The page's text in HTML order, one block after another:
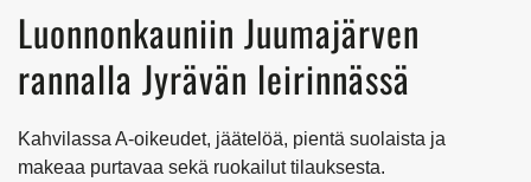
Luonnonkauniin Juumajärven
rannalla Jyrävän leirinnässä
Kahvilassa A-oikeudet, jäätelöä, pientä suolaista ja
makeaa purtavaa sekä ruokailut tilauksesta.